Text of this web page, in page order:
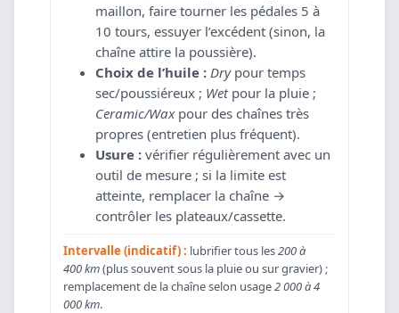
maillon, faire tourner les pédales 5 à
10 tours, essuyer l’excédent (sinon, la
chaîne attire la poussière).
Choix de l’huile : Drypour temps
sec/poussiéreux ; Wetpour la pluie ;
Ceramic/Waxpour des chaînes très
propres (entretien plus fréquent).
Usure : vérifier régulièrement avec un
outil de mesure ; si la limite est
atteinte, remplacer la chaîne →
contrôler les plateaux/cassette.
Intervalle (indicatif) : lubrifier tous les200 à
400 km(plus souvent sous la pluie ou sur gravier) ;
remplacement de la chaîne selon usage2 000 à 4
000 km.